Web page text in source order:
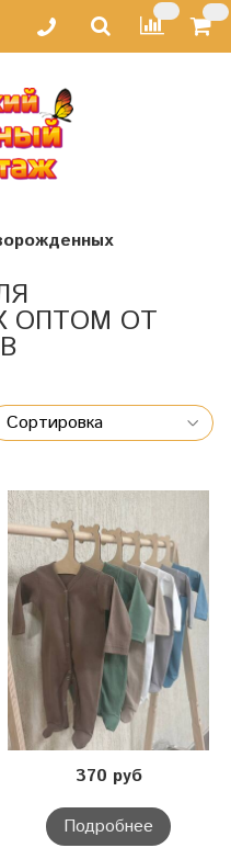
ОПТОМ ОТ
370 руб
Подробнее